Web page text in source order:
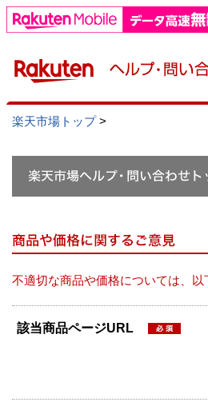
楽天市場トップ>
不適切な商品や価格については、
該当商品ページURL